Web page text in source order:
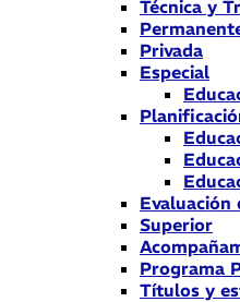
Técnica y
Privada
Especial
Evaluación
Superior
Programa
Títulos y